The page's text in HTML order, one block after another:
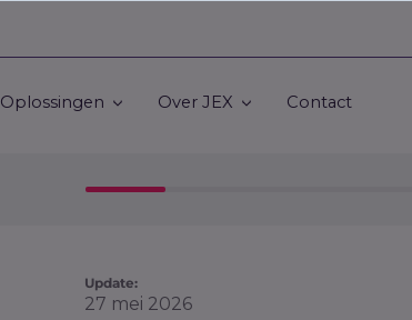
Oplossingen Over JEX Contact
Update:
27 mei 2026